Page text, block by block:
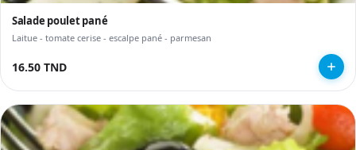
Salade poulet pané
Laitue - tomate cerise - escalpe pané - parmesan
16.50 TND